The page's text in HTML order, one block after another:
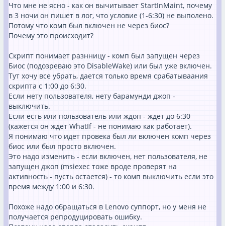
...
Nachher (Geänderter Code für erzwungenen Shutdown):
Ersetzen Sie den Abschnitt so, dass die Anmeldung des
Benutzers komplett ignoriert wird. Nur wenn die baramundi-
Installation ( BMSrunning ) noch aktiv ist, wartet das Skript
weiterhin, um abgebrochene Installationen zu verhindern:
Исходный код
# Aktion festlegen (GEÄNDERT: Benutzera
if ($bJobIsRunning) {     $Action=[Shut
downAction]::NoAction    $sActionOutput
= "NO Shutdown"    $sDecisionOutput =
"UserLoggedIn=$bUserLoggedIn BMSrunning
=$bJobIsRunning (StartInMaint=$bStartIn
Maint) - REASON: BMS INSTALLATION RUNNI
hutdown    $sActionOutput = "Shutting D
own"    $sDecisionOutput = "UserLoggedI
Что мне не ясно - как он вычитывает StartInMaint, почему
в 3 ночи он пишет в лог, что условие (1-6:30) не выполено.
Потому что комп был включен не через биос?
Почему это происходит?
Скрипт понимает разнницу - комп был запущен через
Биос (подозреваю это DisableWake) или был уже включен.
Тут хочу все убрать, дается только время срабатываания
скрипта с 1:00 до 6:30.
Если нету пользователя, нету барамунди джоп -
выключить.
Если есть или пользователь или ждоп - ждет до 6:30
(кажется он ждет WhatIf - не понимаю как работает).
Я понимаю что идет провека был ли включен комп через
биос или был просто включен.
Это надо изменить - если включен, нет пользователя, не
запущен джоп (msiexec тоже вроде проверят на
активность - пусть остается) - то комп выключить если это
время между 1:00 и 6:30.
Похоже надо обращаться в Lenovo суппорт, но у меня не
получается репродуцировать ошибку.